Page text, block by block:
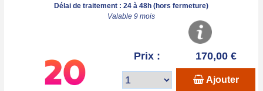
Délai de traitement : 24 à 48h (hors fermeture)
Valable 9 mois
Prix : 170,00 €
Ajouter